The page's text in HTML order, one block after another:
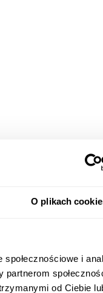
O plikach
i
od Ciebie